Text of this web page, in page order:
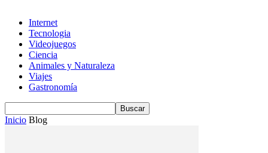
Internet
Tecnologia
Videojuegos
Ciencia
Animales y Naturaleza
Viajes
Gastronomía
Inicio Blog